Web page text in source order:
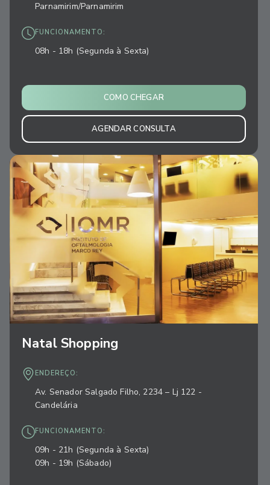
Parnamirim/Parnamirim
FUNCIONAMENTO:
08h - 18h (Segunda à Sexta)
COMO CHEGAR
AGENDAR CONSULTA
Natal Shopping
ENDEREÇO:
Av. Senador Salgado Filho, 2234 – Lj 122 -
Candelária
FUNCIONAMENTO:
09h - 21h (Segunda à Sexta)
09h - 19h (Sábado)